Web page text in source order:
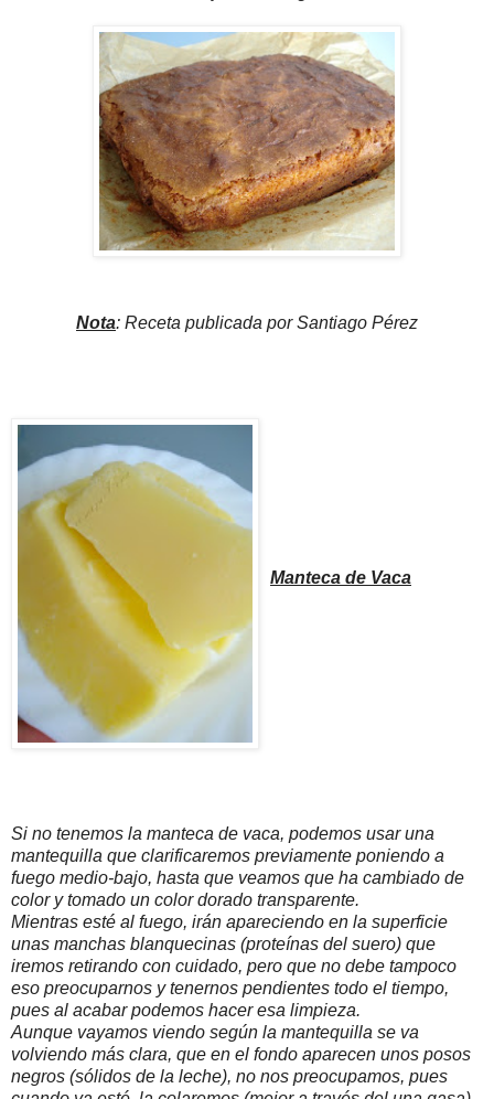
Nota: Receta publicada por Santiago Pérez
Manteca de Vaca
Si no tenemos la manteca de vaca, podemos usar una
mantequilla que clarificaremos previamente poniendo a
fuego medio-bajo, hasta que veamos que ha cambiado de
color y tomado un color dorado transparente.
Mientras esté al fuego, irán apareciendo en la superficie
unas manchas blanquecinas (proteínas del suero) que
iremos retirando con cuidado, pero que no debe tampoco
eso preocuparnos y tenernos pendientes todo el tiempo,
pues al acabar podemos hacer esa limpieza.
Aunque vayamos viendo según la mantequilla se va
volviendo más clara, que en el fondo aparecen unos posos
negros (sólidos de la leche), no nos preocupamos, pues